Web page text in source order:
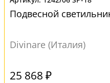
Подвесной
Divinare (Италия)
25 868 ₽